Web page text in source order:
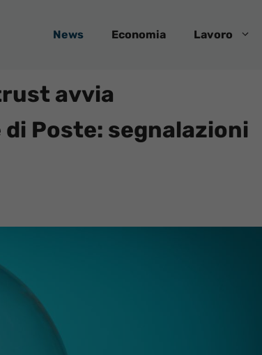
News Economia Lavoro
avvia
Poste: segnalazioni